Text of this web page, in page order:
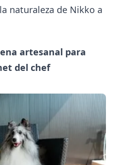
naturaleza de Nikko a
artesanal para
del chef